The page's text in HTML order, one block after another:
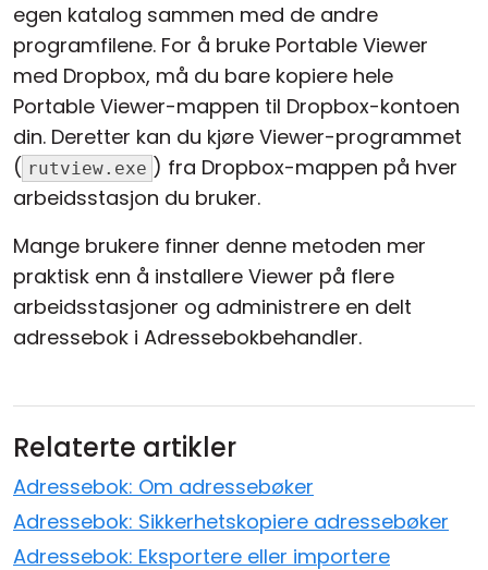
egen katalog sammen med de andre
programfilene. For å bruke Portable Viewer
med Dropbox, må du bare kopiere hele
Portable Viewer-mappen til Dropbox-kontoen
din. Deretter kan du kjøre Viewer-programmet
( rutview.exe ) fra Dropbox-mappen på hver
arbeidsstasjon du bruker.
Mange brukere finner denne metoden mer
praktisk enn å installere Viewer på flere
arbeidsstasjoner og administrere en delt
adressebok i Adressebokbehandler.
Relaterte artikler
Adressebok: Om adressebøker
Adressebok: Sikkerhetskopiere adressebøker
Adressebok: Eksportere eller importere